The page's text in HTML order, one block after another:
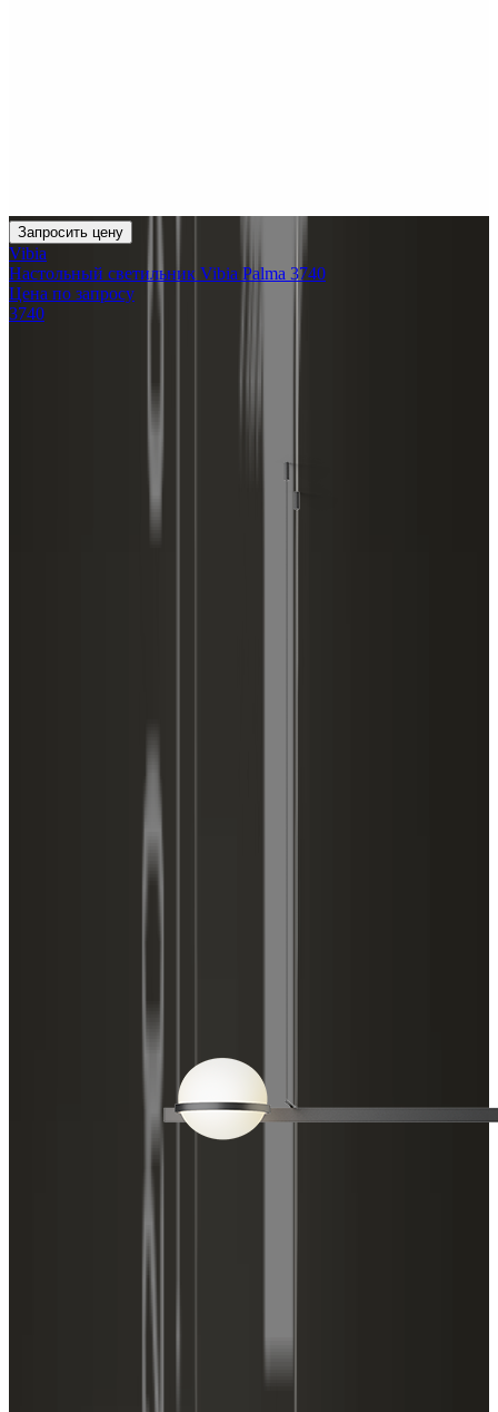
Запросить цену
Vibia
Настольный светильник Vibia Palma 3740
Цена по запросу
3740